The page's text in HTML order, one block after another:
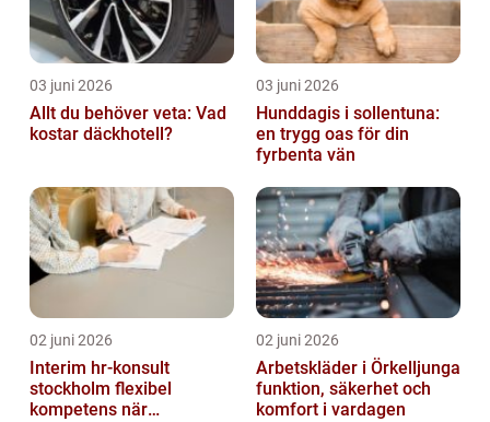
03 juni 2026
Allt du behöver veta: Vad
kostar däckhotell?
03 juni 2026
Hunddagis i sollentuna:
en trygg oas för din
fyrbenta vän
02 juni 2026
Interim hr-konsult
stockholm flexibel
kompetens när
02 juni 2026
Arbetskläder i Örkelljunga
funktion, säkerhet och
komfort i vardagen